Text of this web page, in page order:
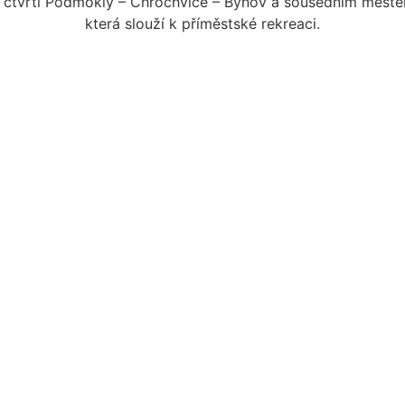
která slouží k příměstské rekreaci.